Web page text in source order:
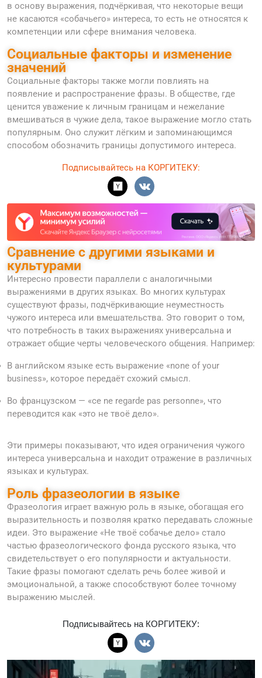
в основу выражения, подчёркивая, что некоторые вещи
не касаются «собачьего» интереса, то есть не относятся к
компетенции или сфере внимания человека.
Социальные факторы и изменение
значений
Социальные факторы также могли повлиять на
появление и распространение фразы. В обществе, где
ценится уважение к личным границам и нежелание
вмешиваться в чужие дела, такое выражение могло стать
популярным. Оно служит лёгким и запоминающимся
способом обозначить границы допустимого интереса.
Подписывайтесь на КОРГИТЕКУ:
Сравнение с другими языками и
культурами
Интересно провести параллели с аналогичными
выражениями в других языках. Во многих культурах
существуют фразы, подчёркивающие неуместность
чужого интереса или вмешательства. Это говорит о том,
что потребность в таких выражениях универсальна и
отражает общие черты человеческого общения. Например:
В английском языке есть выражение «none of your
business», которое передаёт схожий смысл.
Во французском — «ce ne regarde pas personne», что
переводится как «это не твоё дело».
Эти примеры показывают, что идея ограничения чужого
интереса универсальна и находит отражение в различных
языках и культурах.
Роль фразеологии в языке
Фразеология играет важную роль в языке, обогащая его
выразительность и позволяя кратко передавать сложные
идеи. Это выражение «Не твоё собачье дело» стало
частью фразеологического фонда русского языка, что
свидетельствует о его популярности и актуальности.
Такие фразы помогают сделать речь более живой и
эмоциональной, а также способствуют более точному
выражению мыслей.
Подписывайтесь на КОРГИТЕКУ: